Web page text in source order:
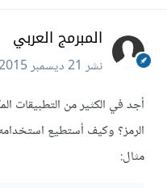
المبرمج العربي
نشر21 ديسمبر 2015
أجد في الكثير من التطبيقات
الرمز؟ وكيف أستطيع
مثال: